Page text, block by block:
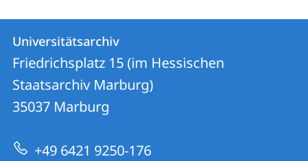
Kontakt
und
Informationen
zur
Website
Kontaktinformationen
Universitätsarchiv
Universitätsarchiv
Friedrichsplatz 15 (im Hessischen
Staatsarchiv Marburg)
35037 Marburg
+49 6421 9250-176